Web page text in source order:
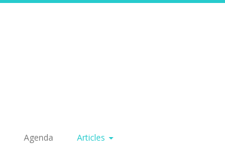
Agenda Articles